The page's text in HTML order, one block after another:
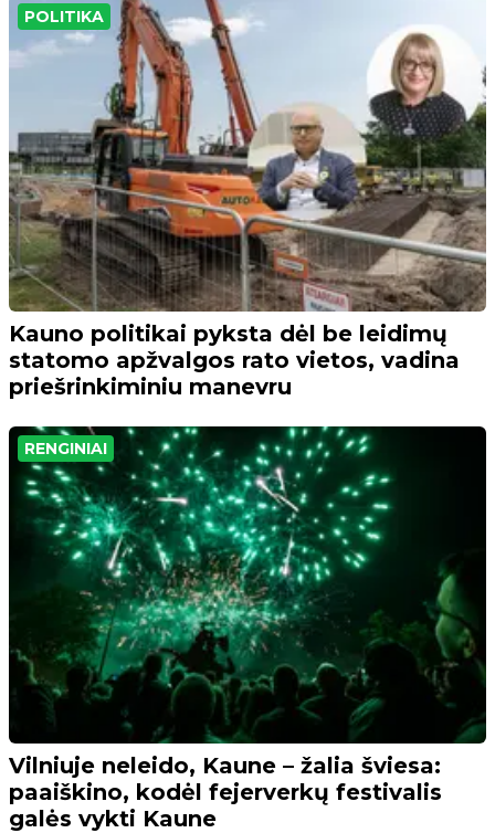
POLITIKA
Kauno politikai pyksta dėl be leidimų
statomo apžvalgos rato vietos, vadina
priešrinkiminiu manevru
RENGINIAI
Vilniuje neleido, Kaune – žalia šviesa:
paaiškino, kodėl fejerverkų festivalis
galės vykti Kaune